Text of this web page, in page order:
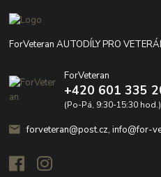
ForVeteran AUTODÍLY PRO
ForVeteran
+420 601 335
(Po-Pá, 9:30-15:30 hod.)
forveteran@post.cz, info@for-